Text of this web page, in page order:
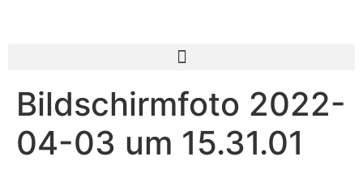
Bildschirmfoto 2022-
04-03 um 15.31.01